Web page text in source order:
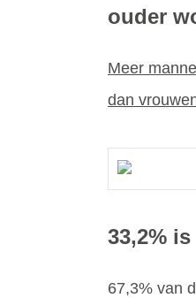
ouder
Meer
dan
33,2%
67,3% van